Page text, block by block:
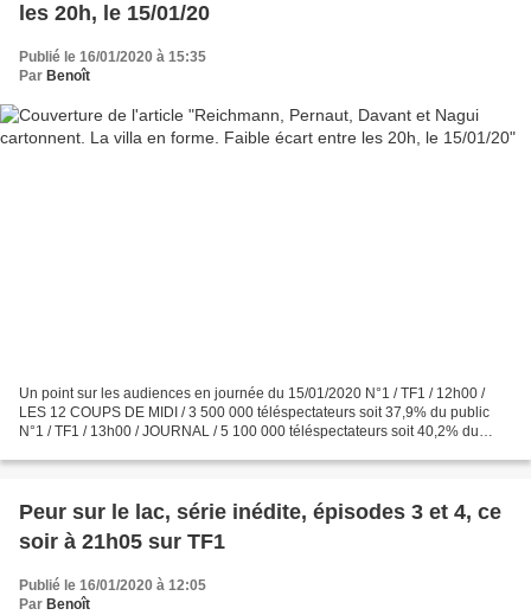
les 20h, le 15/01/20
Publié le 16/01/2020 à 15:35
Par Benoît
Un point sur les audiences en journée du 15/01/2020 N°1 / TF1 / 12h00 /
LES 12 COUPS DE MIDI / 3 500 000 téléspectateurs soit 37,9% du public
N°1 / TF1 / 13h00 / JOURNAL / 5 100 000 téléspectateurs soit 40,2% du
Peur sur le lac, série inédite, épisodes 3 et 4, ce
soir à 21h05 sur TF1
Publié le 16/01/2020 à 12:05
Par Benoît